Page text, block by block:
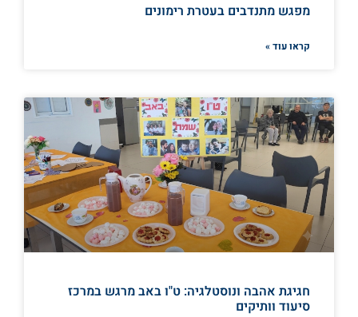
מפגש מתנדבים בעטרת רימונים
קראו עוד »
חגיגת אהבה ונוסטלגיה: ט"ו באב מרגש במרכז
סיעוד וותיקים